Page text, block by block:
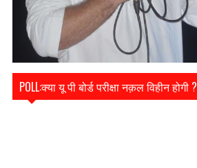
POLL:क्या यू पी बोर्ड परीक्षा नक़ल विहीन होगी ?